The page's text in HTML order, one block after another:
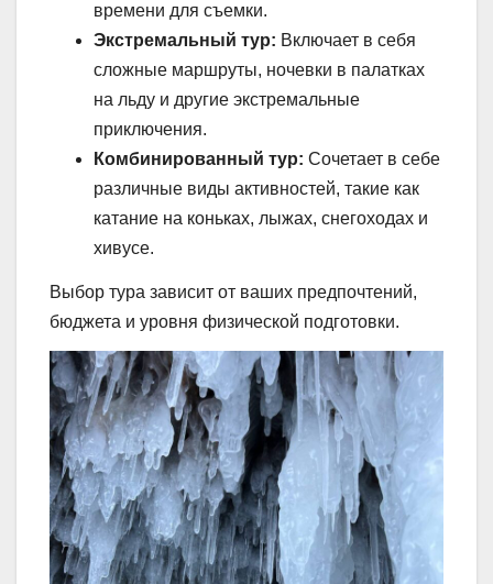
времени для съемки.
Экстремальный тур: Включает в себя
сложные маршруты, ночевки в палатках
на льду и другие экстремальные
приключения.
Комбинированный тур: Сочетает в себе
различные виды активностей, такие как
катание на коньках, лыжах, снегоходах и
хивусе.
Выбор тура зависит от ваших предпочтений,
бюджета и уровня физической подготовки.